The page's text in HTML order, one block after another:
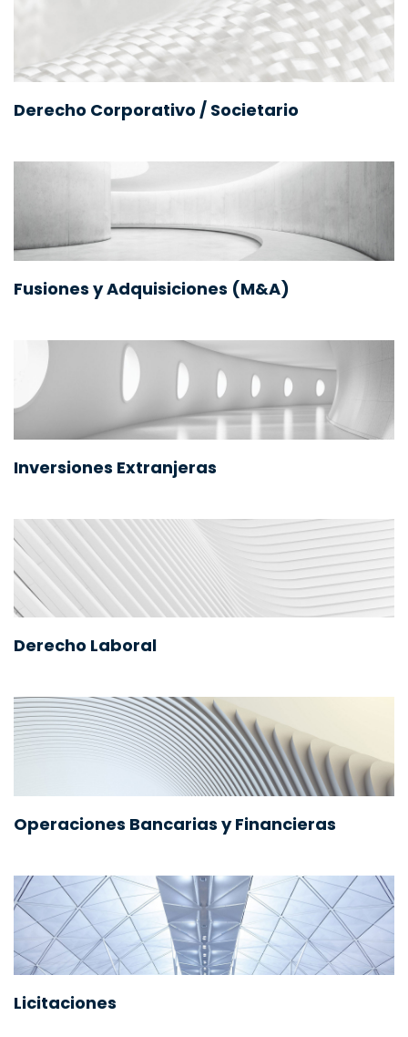
Derecho Corporativo / Societario
Fusiones y Adquisiciones (M&A)
Inversiones Extranjeras
Derecho Laboral
Operaciones Bancarias y Financieras
Licitaciones